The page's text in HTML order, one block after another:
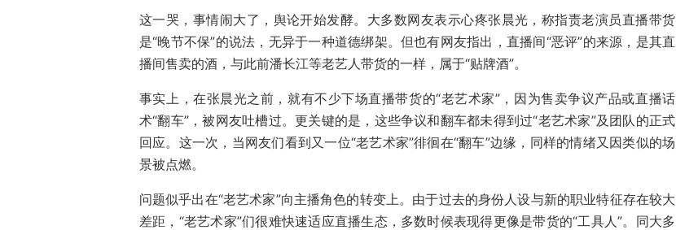
这一哭，事情闹大了，舆论开始发酵。大多数网友表示心疼张晨光，称指责老演员直播带货
是“晚节不保”的说法，无异于一种道德绑架。但也有网友指出，直播间“恶评”的来源，是其直
播间售卖的酒，与此前潘长江等老艺人带货的一样，属于“贴牌酒”。
事实上，在张晨光之前，就有不少下场直播带货的“老艺术家”，因为售卖争议产品或直播话
术“翻车”，被网友吐槽过。更关键的是，这些争议和翻车都未得到过“老艺术家”及团队的正式
回应。这一次，当网友们看到又一位“老艺术家”徘徊在“翻车”边缘，同样的情绪又因类似的场
景被点燃。
问题似乎出在“老艺术家”向主播角色的转变上。由于过去的身份人设与新的职业特征存在较大
差距，“老艺术家”们很难快速适应直播生态，多数时候表现得更像是带货的“工具人”。同大多